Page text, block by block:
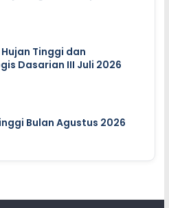
Tinggi dan
Dasarian III Juli 2026
Bulan Agustus 2026